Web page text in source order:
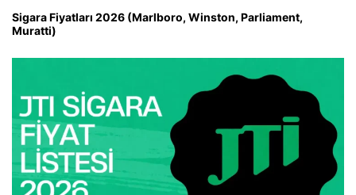
Sigara Fiyatları 2026 (Marlboro, Winston, Parliament,
Muratti)